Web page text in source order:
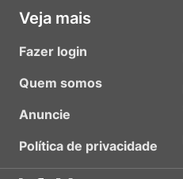
Veja mais
Fazer login
Quem somos
Anuncie
Política de privacidade